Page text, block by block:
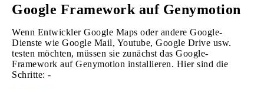
Google Framework auf Genymotion
Wenn Entwickler Google Maps oder andere Google-
Dienste wie Google Mail, Youtube, Google Drive usw.
testen möchten, müssen sie zunächst das Google-
Framework auf Genymotion installieren. Hier sind die
Schritte: -